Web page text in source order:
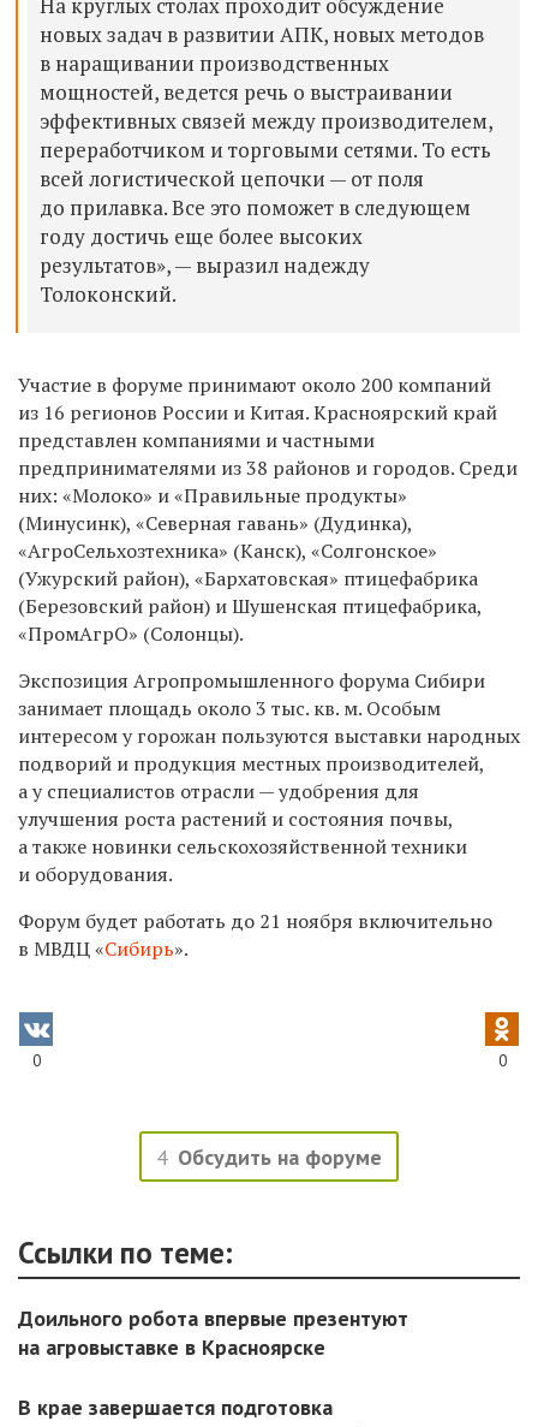
новых задач в развитии АПК, новых методов
в наращивании производственных
мощностей, ведется речь о выстраивании
эффективных связей между производителем,
переработчиком и торговыми сетями. То есть
всей логистической цепочки — от поля
до прилавка. Все это поможет в следующем
году достичь еще более высоких
результатов», — выразил надежду
Толоконский.
Участие в форуме принимают около 200 компаний
из 16 регионов России и Китая. Красноярский край
представлен компаниями и частными
предпринимателями из 38 районов и городов. Среди
них: «Молоко» и «Правильные продукты»
(Минусинк), «Северная гавань» (Дудинка),
«АгроСельхозтехника» (Канск), «Солгонское»
(Ужурский район), «Бархатовская» птицефабрика
(Березовский район) и Шушенская птицефабрика,
«ПромАгрО» (Солонцы).
Экспозиция Агропромышленного форума Сибири
занимает площадь около 3 тыс. кв. м. Особым
интересом у горожан пользуются выставки народных
подворий и продукция местных производителей,
а у специалистов отрасли — удобрения для
улучшения роста растений и состояния почвы,
а также новинки сельскохозяйственной техники
и оборудования.
Форум будет работать до 21 ноября включительно
в МВДЦ «Сибирь».
0 0
4 Обсудить на форуме
Ссылки по теме:
Доильного робота впервые презентуют
на агровыставке в Красноярске
В крае завершается подготовка